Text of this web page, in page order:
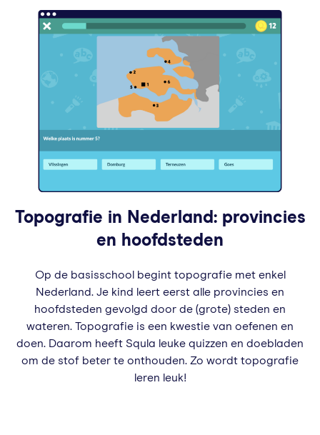
Topografie in Nederland: provincies
en hoofdsteden
Op de basisschool begint topografie met enkel
Nederland. Je kind leert eerst alle provincies en
hoofdsteden gevolgd door de (grote) steden en
wateren. Topografie is een kwestie van oefenen en
doen. Daarom heeft Squla leuke quizzen en doebladen
om de stof beter te onthouden. Zo wordt topografie
leren leuk!